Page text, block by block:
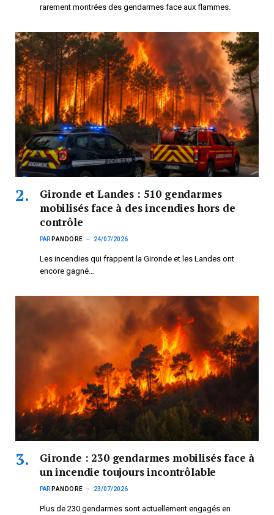
rarement montrées des gendarmes face aux flammes.
Gironde et Landes : 510 gendarmes
mobilisés face à des incendies hors de
contrôle
PAR PANDORE 24/07/2026
Les incendies qui frappent la Gironde et les Landes ont
encore gagné…
Gironde : 230 gendarmes mobilisés face à
un incendie toujours incontrôlable
PAR PANDORE 23/07/2026
Plus de 230 gendarmes sont actuellement engagés en